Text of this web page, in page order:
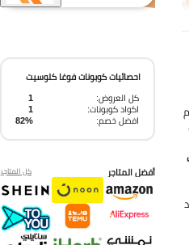
احصائيات كوبونات فوغا كلوسيت
كل العروض:
اكواد كوبونات:
افضل خصم: 82%
أفضل المتاجر كل المتاجر